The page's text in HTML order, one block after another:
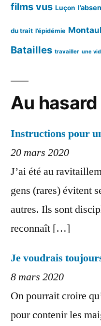
films vus Luçon
du trait l’épidémie
Batailles travailler une
Au hasard
Instructions pour
20 mars 2020
J’ai été au
gens (rares) évitent
autres. Ils sont
reconnaît […]
Je voudrais
8 mars 2020
On pourrait croire
pour contenir les